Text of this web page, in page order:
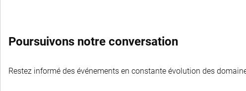
Poursuivons notre conversation
Restez informé des événements en constante évolution des